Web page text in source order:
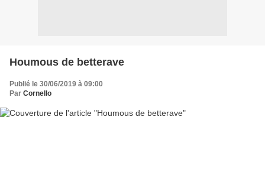
Houmous de betterave
Publié le 30/06/2019 à 09:00
Par Cornello